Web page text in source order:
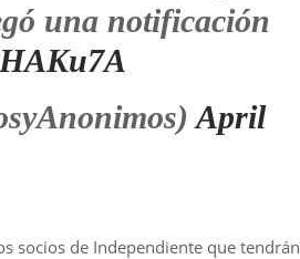
una notificación
April
socios de Independiente que tendrán